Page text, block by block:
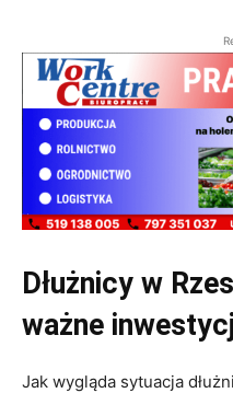
Dłużnicy w
ważne
Jak wygląda sytuacja